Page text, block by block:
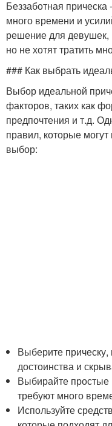
Беззаботная прическа
много времени и
решение для девушек,
но не хотят тратить
### Как выбрать
Выбор идеальной
факторов, таких как
предпочтения и т.д.
правил, которые
выбор:
Выберите
достоинства и
Выбирайте простые
требуют много
Используйте